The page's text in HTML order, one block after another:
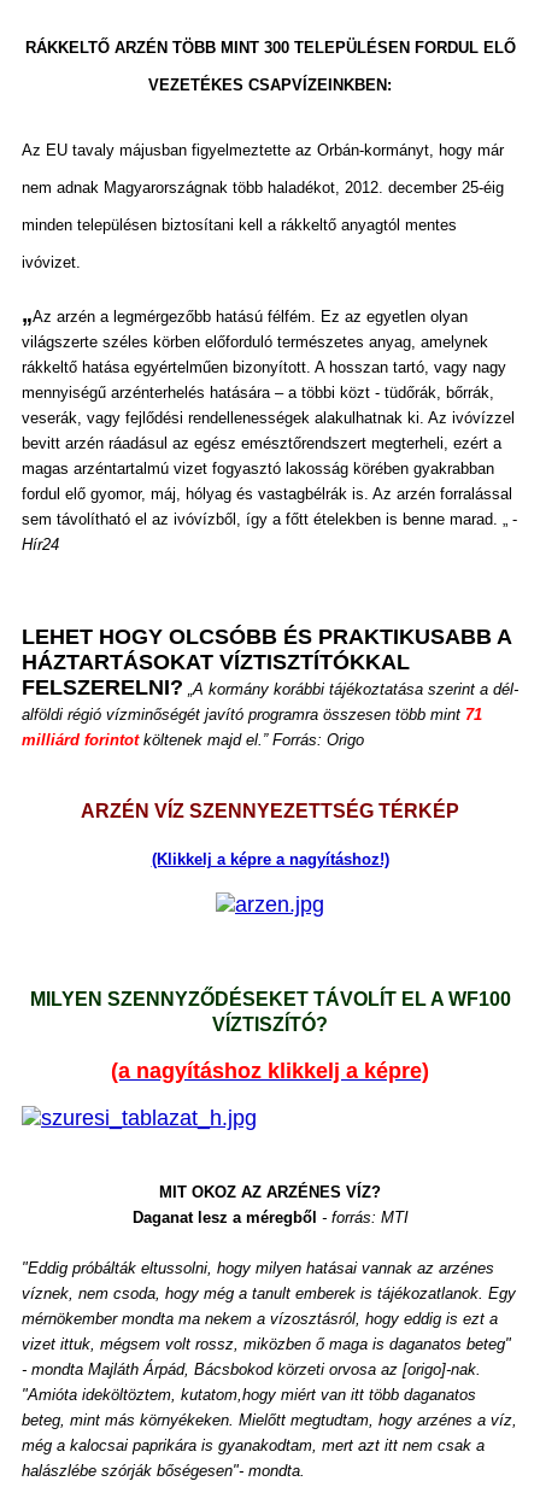
RÁKKELTŐ ARZÉN TÖBB MINT 300 TELEPÜLÉSEN FORDUL ELŐ
VEZETÉKES CSAPVÍZEINKBEN:
Az EU tavaly májusban figyelmeztette az Orbán-kormányt, hogy már
nem adnak Magyarországnak több haladékot, 2012. december 25-éig
minden településen biztosítani kell a rákkeltő anyagtól mentes
ivóvizet.
„Az arzén a legmérgezőbb hatású félfém. Ez az egyetlen olyan
világszerte széles körben előforduló természetes anyag, amelynek
rákkeltő hatása egyértelműen bizonyított. A hosszan tartó, vagy nagy
mennyiségű arzénterhelés hatására – a többi közt - tüdőrák, bőrrák,
veserák, vagy fejlődési rendellenességek alakulhatnak ki. Az ivóvízzel
bevitt arzén ráadásul az egész emésztőrendszert megterheli, ezért a
magas arzéntartalmú vizet fogyasztó lakosság körében gyakrabban
fordul elő gyomor, máj, hólyag és vastagbélrák is. Az arzén forralással
sem távolítható el az ivóvízből, így a főtt ételekben is benne marad. „ -
Hír24
LEHET HOGY OLCSÓBB ÉS PRAKTIKUSABB A
HÁZTARTÁSOKAT VÍZTISZTÍTÓKKAL
FELSZERELNI? „A kormány korábbi tájékoztatása szerint a dél-
alföldi régió vízminőségét javító programra összesen több mint 71
milliárd forintot költenek majd el.” Forrás: Origo
ARZÉN VÍZ SZENNYEZETTSÉG TÉRKÉP
(Klikkelj a képre a nagyításhoz!)
MILYEN SZENNYZŐDÉSEKET TÁVOLÍT EL A WF100
VÍZTISZÍTÓ?
(a nagyításhoz klikkelj a képre)
MIT OKOZ AZ ARZÉNES VÍZ?
Daganat lesz a méregből - forrás: MTI
"Eddig próbálták eltussolni, hogy milyen hatásai vannak az arzénes
víznek, nem csoda, hogy még a tanult emberek is tájékozatlanok. Egy
mérnökember mondta ma nekem a vízosztásról, hogy eddig is ezt a
vizet ittuk, mégsem volt rossz, miközben ő maga is daganatos beteg"
- mondta Majláth Árpád, Bácsbokod körzeti orvosa az [origo]-nak.
"Amióta ideköltöztem, kutatom,hogy miért van itt több daganatos
beteg, mint más környékeken. Mielőtt megtudtam, hogy arzénes a víz,
még a kalocsai paprikára is gyanakodtam, mert azt itt nem csak a
halászlébe szórják bőségesen"- mondta.